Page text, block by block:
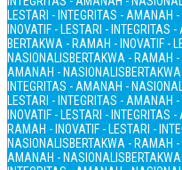
LESTARI - INTEGRITAS - AMANAH
INOVATIF - LESTARI - INTEGRITAS
BERTAKWA - RAMAH - INOVATIF -
NASIONALISBERTAKWA - RAMAH
AMANAH - NASIONALIS
INTEGRITAS - AMANAH -
LESTARI - INTEGRITAS - AMANAH
INOVATIF - LESTARI - INTEGRITAS
RAMAH - INOVATIF - LESTARI -
NASIONALISBERTAKWA - RAMAH
AMANAH - NASIONALIS